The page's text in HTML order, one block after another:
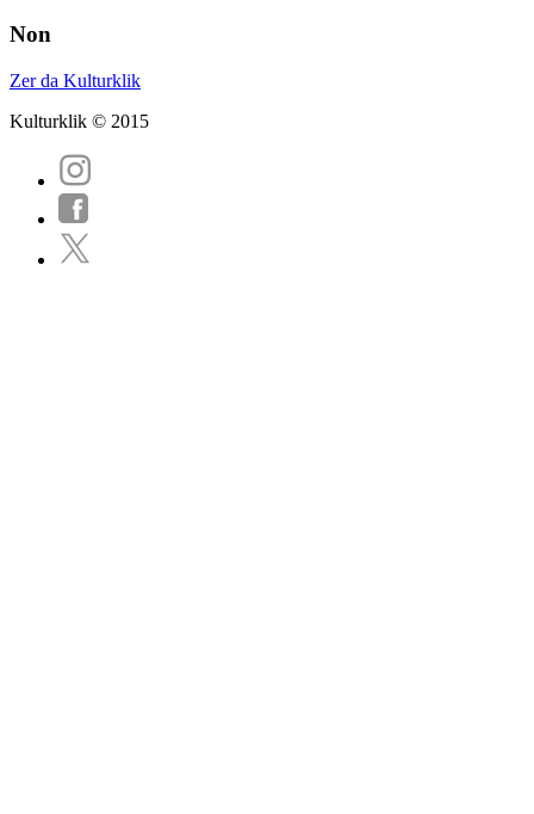
Non
Zer da Kulturklik
Kulturklik © 2015